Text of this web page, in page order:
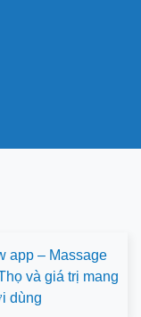
app – Massage
và giá trị mang
dùng